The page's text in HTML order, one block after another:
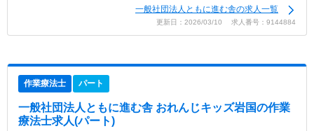
一般社団法人ともに進む舎の求人一覧
更新日：2026/03/10 求人番号：9144884
作業療法士 パート
一般社団法人ともに進む舎 おれんじキッズ岩国の作業
療法士求人(パート)